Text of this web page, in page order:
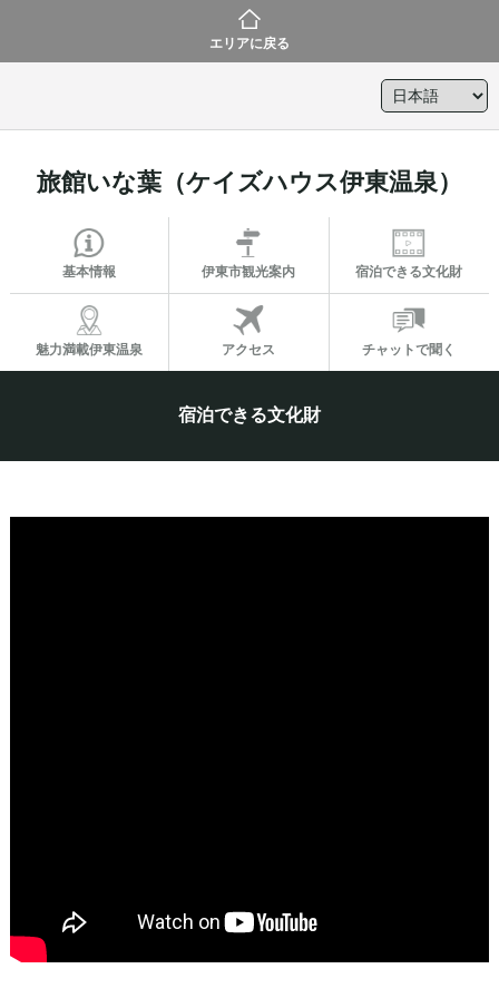
エリアに戻る
旅館いな葉（ケイズハウス伊東温泉）
基本情報 伊東市観光案内 宿泊できる文化財
魅力満載伊東温泉 アクセス チャットで聞く
宿泊できる文化財